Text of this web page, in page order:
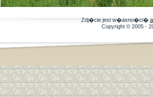
Zdj�cie jest w�asno�ci�
Copyright © 2005 -